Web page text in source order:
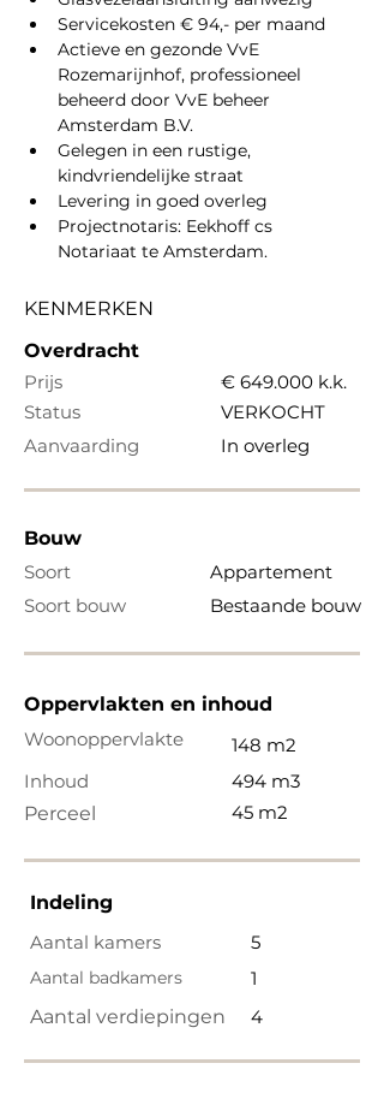
Servicekosten € 94,- per maand
Actieve en gezonde VvE
Rozemarijnhof, professioneel
beheerd door VvE beheer
Amsterdam B.V.
Gelegen in een rustige,
kindvriendelijke straat
Levering in goed overleg
Projectnotaris: Eekhoff cs
Notariaat te Amsterdam.
KENMERKEN
Overdracht
Prijs
Status
Aanvaarding
€ 649.000 k.k.
VERKOCHT
In overleg
Bouw
Soort
Soort bouw
Appartement
Bestaande bouw
Oppervlakten en inhoud
Woonoppervlakte
Inhoud
Perceel
148 m2
494 m3
45 m2
Indeling
Aantal kamers
Aantal badkamers
Aantal verdiepingen
5
1
4